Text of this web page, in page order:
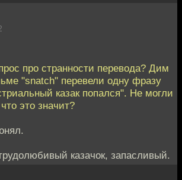
про странности перевода? Дим
"snatch" перевели одну фразу
казак попался". Не могли
это значит?
казачок, запасливый.